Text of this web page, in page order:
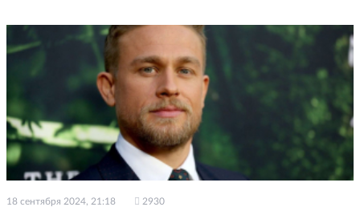
18 сентября 2024, 21:18 2930